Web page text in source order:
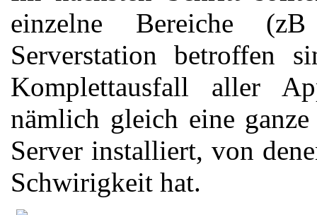
einzelne Bereiche
Serverstation betroffen
Komplettausfall aller
nämlich gleich eine
Server installiert, von
Schwirigkeit hat.